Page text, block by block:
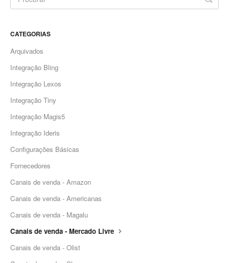
CATEGORIAS
Arquivados
Integração Bling
Integração Lexos
Integração Tiny
Integração Magis5
Integração Ideris
Configurações Básicas
Fornecedores
Canais de venda - Amazon
Canais de venda - Americanas
Canais de venda - Magalu
Canais de venda - Mercado Livre
Canais de venda - Olist